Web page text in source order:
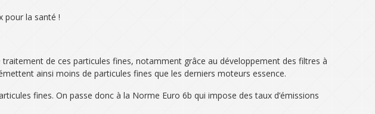
pour la santé !
de ces particules fines, notamment grâce au développement des filtres à
ainsi moins de particules fines que les derniers moteurs essence.
fines. On passe donc à la Norme Euro 6b qui impose des taux d’émissions